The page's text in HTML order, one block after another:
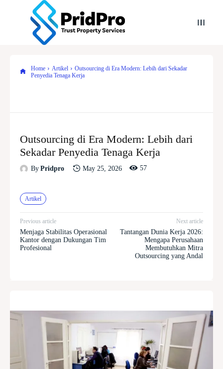
Home Artikel
Outsourcing di Era Modern: Lebih dari Sekadar
Penyedia Tenaga Kerja
Outsourcing di Era Modern: Lebih dari
Sekadar Penyedia Tenaga Kerja
By Pridpro May 25, 2026 57
Artikel
Previous article
Menjaga Stabilitas Operasional
Kantor dengan Dukungan Tim
Profesional
Next article
Tantangan Dunia Kerja 2026:
Mengapa Perusahaan
Membutuhkan Mitra
Outsourcing yang Andal